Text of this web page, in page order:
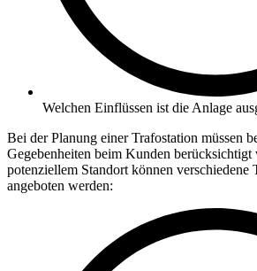
Welchen Einflüssen ist die Anlage
Bei der Planung einer Trafostation müssen
Gegebenheiten beim Kunden berücksichtigt
potenziellem Standort können verschiedene
angeboten werden: